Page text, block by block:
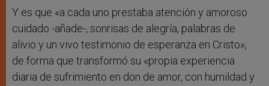
Y es que «a cada uno prestaba atención y amoroso
cuidado -añade-, sonrisas de alegría, palabras de
alivio y un vivo testimonio de esperanza en Cristo»,
de forma que transformó su «propia experiencia
diaria de sufrimiento en don de amor, con humildad y